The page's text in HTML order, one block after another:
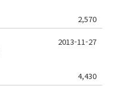
2,570
4,430
2013-11-27